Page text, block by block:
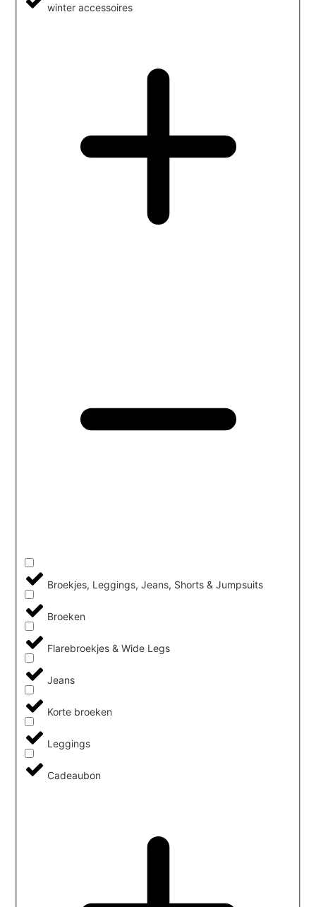
winter accessoires
Broekjes, Leggings, Jeans, Shorts & Jumpsuits
Broeken
Flarebroekjes & Wide Legs
Jeans
Korte broeken
Leggings
Cadeaubon